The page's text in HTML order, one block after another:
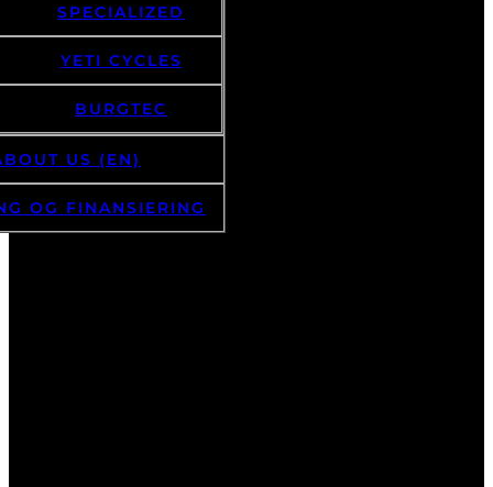
SPECIALIZED
YETI CYCLES
BURGTEC
US (EN)
OG FINANSIERING